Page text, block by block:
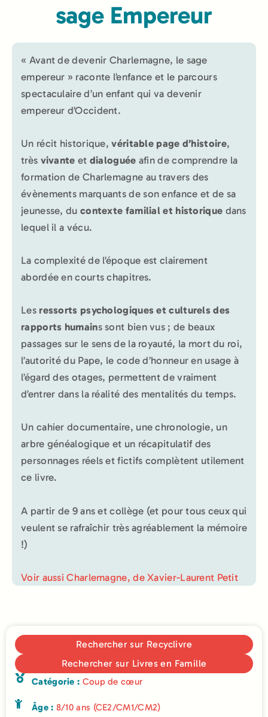
sage Empereur
« Avant de devenir Charlemagne, le sage
empereur » raconte l’enfance et le parcours
spectaculaire d’un enfant qui va devenir
empereur d’Occident.
Un récit historique,véritable page d’histoire,
très vivante et dialoguée afin de comprendre la
formation de Charlemagne au travers des
évènements marquants de son enfance et de sa
jeunesse, du contexte familial et historique dans
lequel il a vécu.
La complexité de l’époque est clairement
abordée en courts chapitres.
Lesressorts psychologiques et culturels des
rapports humains sont bien vus ; de beaux
passages sur le sens de la royauté, la mort du roi,
l’autorité du Pape, le code d’honneur en usage à
l’égard des otages, permettent de vraiment
d’entrer dans la réalité des mentalités du temps.
Un cahier documentaire, une chronologie, un
arbre généalogique et un récapitulatif des
personnages réels et fictifs complètent utilement
ce livre.
A partir de 9 ans et collège (et pour tous ceux qui
veulent se rafraîchir très agréablement la mémoire
!)
Voir aussi Charlemagne, de Xavier-Laurent Petit
Rechercher sur Recyclivre
Rechercher sur Livres en Famille
Catégorie : Coup de cœur
Âge : 8/10 ans (CE2/CM1/CM2)